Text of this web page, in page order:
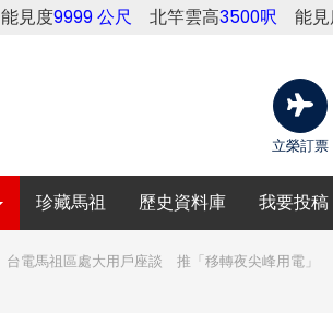
能見度9999 公尺 北竿雲高3500呎 能
立榮訂票
珍藏馬祖 歷史資料庫 我要投稿
台電馬祖區處大用戶座談 推「移轉夜尖峰用電」